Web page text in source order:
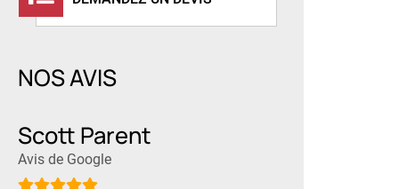
NOS AVIS
Scott Parent
Avis de Google